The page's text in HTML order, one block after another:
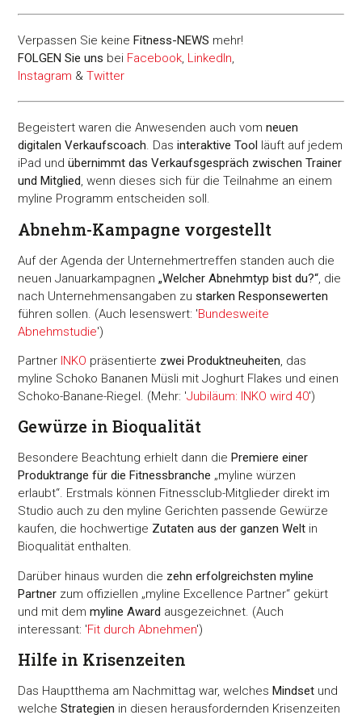
Verpassen Sie keineFitness-NEWS mehr!
FOLGEN Sie uns bei Facebook, LinkedIn,
Instagram &Twitter
Begeistert waren die Anwesenden auch vomneuen
digitalen Verkaufscoach. Dasinteraktive Tool läuft auf jedem
iPad undübernimmt das Verkaufsgespräch zwischen Trainer
und Mitglied, wenn dieses sich für die Teilnahme an einem
myline Programm entscheiden soll.
Abnehm-Kampagne vorgestellt
Auf der Agenda der Unternehmertreffen standen auch die
neuen Januarkampagnen„Welcher Abnehmtyp bist du?“ , die
nach Unternehmensangaben zustarken Responsewerten
führen sollen. (Auch lesenswert: 'Bundesweite
Abnehmstudie')
Partner INKO präsentierte zwei Produktneuheiten, das
myline Schoko Bananen Müsli mit Joghurt Flakes und einen
Schoko-Banane-Riegel. (Mehr: 'Jubiläum: INKO wird 40')
Gewürze in Bioqualität
Besondere Beachtung erhielt dann die Premiere einer
Produktrange für die Fitnessbranche „myline würzen
erlaubt“. Erstmals können Fitnessclub-Mitglieder direkt im
Studio auch zu den myline Gerichten passende Gewürze
kaufen, die hochwertige Zutaten aus der ganzen Welt in
Bioqualität enthalten.
Darüber hinaus wurden die zehn erfolgreichsten myline
Partner zum offiziellen „myline Excellence Partner“ gekürt
und mit demmyline Award ausgezeichnet. (Auch
interessant: 'Fit durch Abnehmen')
Hilfe in Krisenzeiten
Das Hauptthema am Nachmittag war, welchesMindset und
welcheStrategien in diesen herausfordernden Krisenzeiten